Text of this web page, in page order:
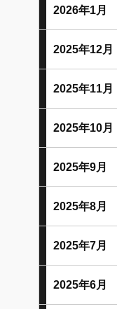
2026年1月
2025年12月
2025年11月
2025年10月
2025年9月
2025年8月
2025年7月
2025年6月